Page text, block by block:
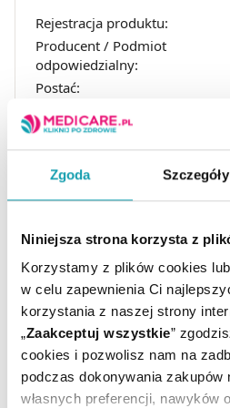
Zgoda Szczegóły
Niniejsza strona korzysta z
Korzystamy z plików cookies
w celu zapewnienia Ci
korzystania z naszej strony
„Zaakceptuj wszystkie”
cookies i pozwolisz nam na
podczas dokonywania zakupów
własnych preferencji, nawyków
Rejestracja produktu:
Producent / Podmiot
odpowiedzialny:
Postać:
Przechowywanie:
ARTYKUŁY
MOŻE CI SIĘ PRZYDAĆ